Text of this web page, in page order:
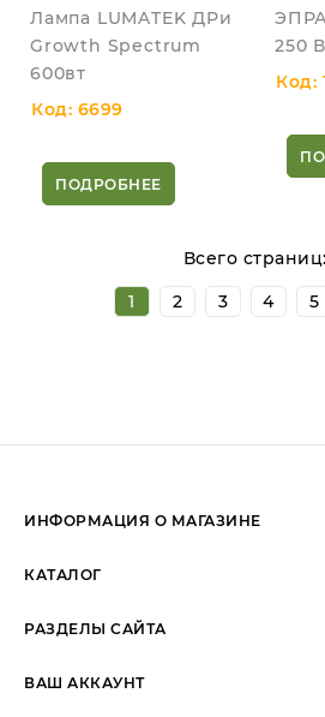
Лампа LUMATEK ДРи
Growth Spectrum
600вт
Код: 6699
ПОДРОБНЕЕ
250
Код:
Всего
1
2 3 4 5
ИНФОРМАЦИЯ О МАГАЗИНЕ
Пн-Вс: Telegram/WhatsApp
КАТАЛОГ
РАЗДЕЛЫ САЙТА
ВАШ АККАУНТ